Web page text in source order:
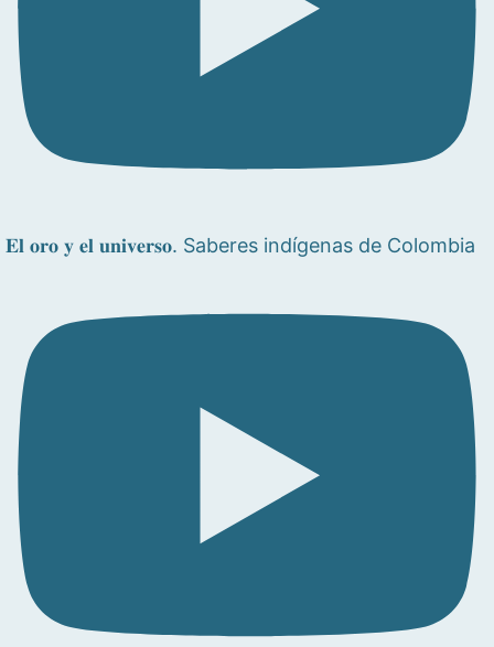
𝐄𝐥 𝐨𝐫𝐨 𝐲 𝐞𝐥 𝐮𝐧𝐢𝐯𝐞𝐫𝐬𝐨. Saberes indígenas de Colombia